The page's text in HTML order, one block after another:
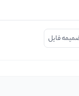
فایل